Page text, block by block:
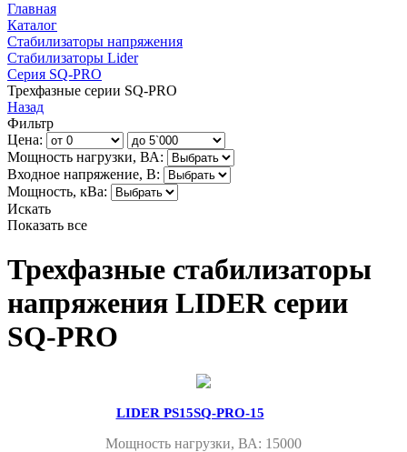
Главная
Каталог
Стабилизаторы напряжения
Стабилизаторы Lider
Серия SQ-PRO
Трехфазные серии SQ-PRO
Назад
Фильтр
Цена:
Мощность нагрузки, ВА:
Входное напряжение, В:
Мощность, кВа:
Искать
Показать все
Трехфазные стабилизаторы
напряжения LIDER серии
SQ-PRO
LIDER PS15SQ-PRO-15
Мощность нагрузки, ВА: 15000